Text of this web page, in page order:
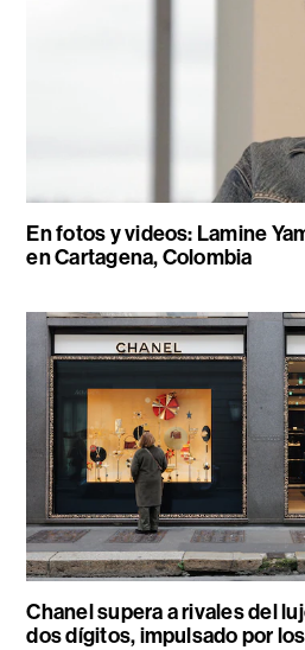
En fotos y videos: Lamine
en Cartagena, Colombia
Chanel supera a rivales del
dos dígitos, impulsado por